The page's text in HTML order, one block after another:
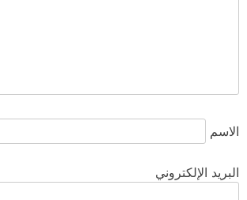
الاسم
البريد الإلكتروني